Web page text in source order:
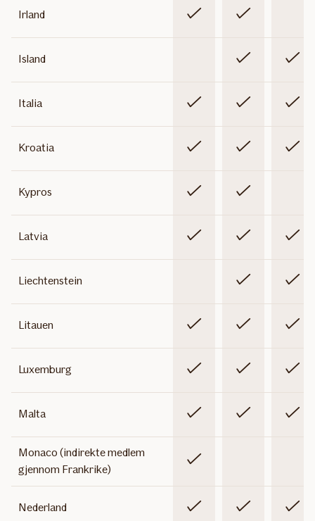
Irland Inkludert Inkludert
Island
inkludert
Inkludert
Italia Inkludert Inkludert
Kroatia Inkludert Inkludert
Kypros Inkludert Inkludert
Latvia
Inkludert Inkludert
Liechtenstein
inkludert
Inkludert
Litauen Inkludert Inkludert
Luxemburg Inkludert Inkludert
Malta Inkludert Inkludert
Monaco (indirekte medlem
gjennom Frankrike)
Inkludert
inkludert
Nederland
Inkludert Inkludert